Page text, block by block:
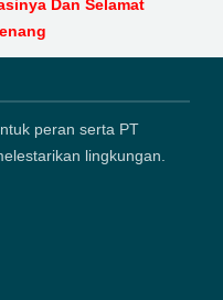
Dan Selamat
peran serta PT
lingkungan.